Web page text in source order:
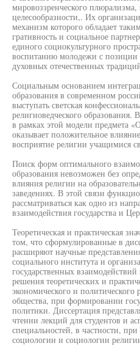
мировоззренческого
целесообразности,. Их
механизм которого обладает
гративность и социальное
единого социокультурного
воспитанию молодежи с позиции
духовных отечественных
Социальным основанием
образования в современном
выступать светская
религиоведческого
в рамках этой модели предмета
оказывает положительное
восприятие религии учащимися
Поиск форм оптимального
образования невозможен без
влияния религии на
заведениях. В этой связи
рассматриваться как одно из
взаимодействия государства и
Теоретическая и практическая
том, что сформулированные в
расширяют научные
социального института и
государственных
решения теоретических и
экономического и
общества, при формировании
политики. Диссертация
чтении лекций для студентов и
специальностей, в частности,
социологии и социологии